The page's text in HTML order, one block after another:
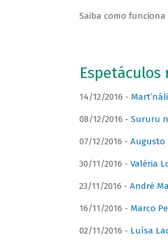
Saiba como funciona
Espetáculos
14/12/2016 -
08/12/2016 - Sururu
07/12/2016 - Augusto
30/11/2016 - Valéria
23/11/2016 - André
16/11/2016 - Marco
02/11/2016 - Luísa